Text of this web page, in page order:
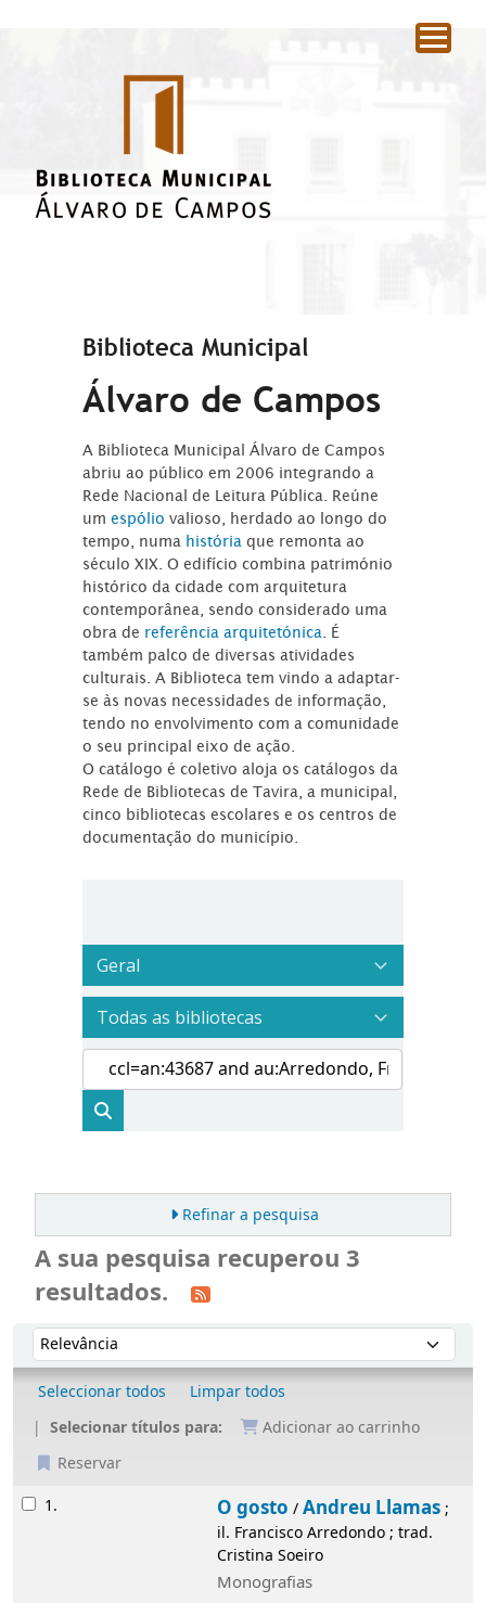
Biblioteca Municipal
Álvaro de Campos
A Biblioteca Municipal Álvaro de Campos
abriu ao público em 2006 integrando a
Rede Nacional de Leitura Pública. Reúne
umespóliovalioso, herdado ao longo do
tempo, numa história que remonta ao
século XIX. O edifício combina património
histórico da cidade com arquitetura
contemporânea, sendo considerado uma
obra de referência arquitetónica . É
também palco de diversas atividades
culturais. A Biblioteca tem vindo a adaptar-
se às novas necessidades de informação,
tendo no envolvimento com a comunidade
o seu principal eixo de ação.
O catálogo é coletivo aloja os catálogos da
Rede de Bibliotecas de Tavira, a municipal,
cinco bibliotecas escolares e os centros de
documentação do município.
Refinar a pesquisa
A sua pesquisa recuperou 3
resultados.
Ordenar
Ordenar por:
Seleccionar todos
Limpar todos
Selecionar títulos para:
Adicionar ao carrinho
Reservar
Resultados
1. O gosto /Andreu Llamas;
il. Francisco Arredondo ; trad.
Cristina Soeiro
Monografias